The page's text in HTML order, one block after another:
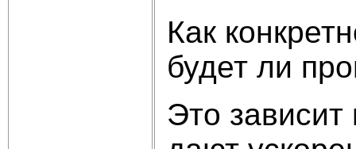
Как
будет ли
Это